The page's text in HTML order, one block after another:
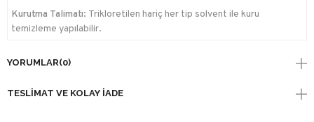
Kurutma Talimatı: Trikloretilen hariç her tip solvent ile kuru
temizleme yapılabilir.
YORUMLAR(0)
TESLIMAT VE KOLAY İADE